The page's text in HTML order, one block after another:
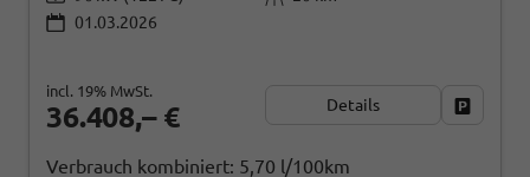
01.03.2026
36.408,– €
incl. 19% MwSt.
Details
Verbrauch kombiniert: 5,70 l/100km